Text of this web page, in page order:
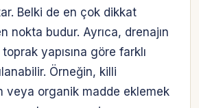
Belki de en çok dikkat
nokta budur. Ayrıca, drenajın
yapısına göre farklı
Örneğin, killi
veya organik madde eklemek